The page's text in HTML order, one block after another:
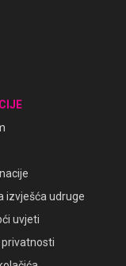
izvješća udruge
uvjeti